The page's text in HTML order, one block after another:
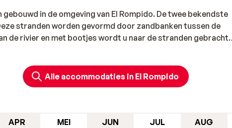
in de omgeving van El Rompido. De twee bekendste
stranden worden gevormd door zandbanken tussen de
de rivier en met bootjes wordt u naar de stranden gebracht.
genieten van de uitgestrekte, witte zandstranden en de
Alle accommodaties in El Rompido
APR MEI JUN JUL AUG